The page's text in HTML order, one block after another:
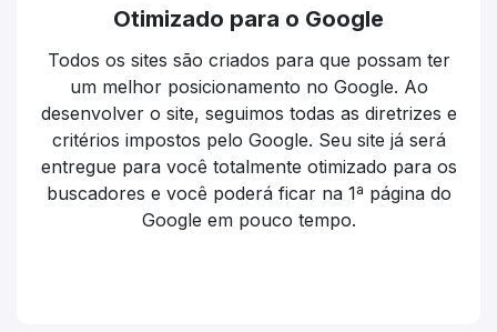
Otimizado para o Google
Todos os sites são criados para que possam ter
um melhor posicionamento no Google. Ao
desenvolver o site, seguimos todas as diretrizes e
critérios impostos pelo Google. Seu site já será
entregue para você totalmente otimizado para os
buscadores e você poderá ficar na 1ª página do
Google em pouco tempo.